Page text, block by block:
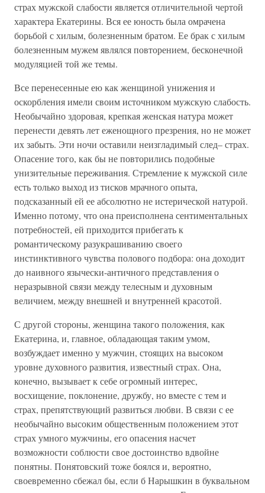
страх мужской слабости является отличительной чертой
характера Екатерины. Вся ее юность была омрачена
борьбой с хилым, болезненным братом. Ее брак с хилым
болезненным мужем являлся повторением, бесконечной
модуляцией той же темы.
Все перенесенные ею как женщиной унижения и
оскорбления имели своим источником мужскую слабость.
Необычайно здоровая, крепкая женская натура может
перенести девять лет еженощного презрения, но не может
их забыть. Эти ночи оставили неизгладимый след– страх.
Опасение того, как бы не повторились подобные
унизительные переживания. Стремление к мужской силе
есть только выход из тисков мрачного опыта,
подсказанный ей ее абсолютно не истерической натурой.
Именно потому, что она преисполнена сентиментальных
потребностей, ей приходится прибегать к
романтическому разукрашиванию своего
инстинктивного чувства полового подбора: она доходит
до наивного язычески-античного представления о
неразрывной связи между телесным и духовным
величием, между внешней и внутренней красотой.
С другой стороны, женщина такого положения, как
Екатерина, и, главное, обладающая таким умом,
возбуждает именно у мужчин, стоящих на высоком
уровне духовного развития, известный страх. Она,
конечно, вызывает к себе огромный интерес,
восхищение, поклонение, дружбу, но вместе с тем и
страх, препятствующий развиться любви. В связи с ее
необычайно высоким общественным положением этот
страх умного мужчины, его опасения насчет
возможности соблюсти свое достоинство вдвойне
понятны. Понятовский тоже боялся и, вероятно,
своевременно сбежал бы, если б Нарышкин в буквальном